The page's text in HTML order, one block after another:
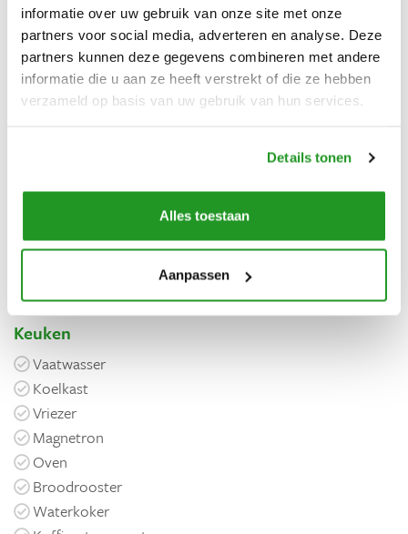
informatie over uw gebruik van onze site met onze
partners voor social media, adverteren en analyse. Deze
partners kunnen deze gegevens combineren met andere
informatie die u aan ze heeft verstrekt of die ze hebben
verzameld op basis van uw gebruik van hun services.
Details tonen
Alles toestaan
Aanpassen
Algemeen
Wasmachine
Wasdroger
Haardroger
Wifi
Privé zwembad
Keuken
Vaatwasser
Koelkast
Vriezer
Magnetron
Oven
Broodrooster
Waterkoker